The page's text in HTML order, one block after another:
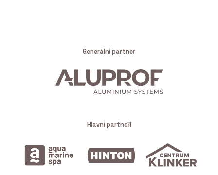
Generální partner
Hlavní partneři